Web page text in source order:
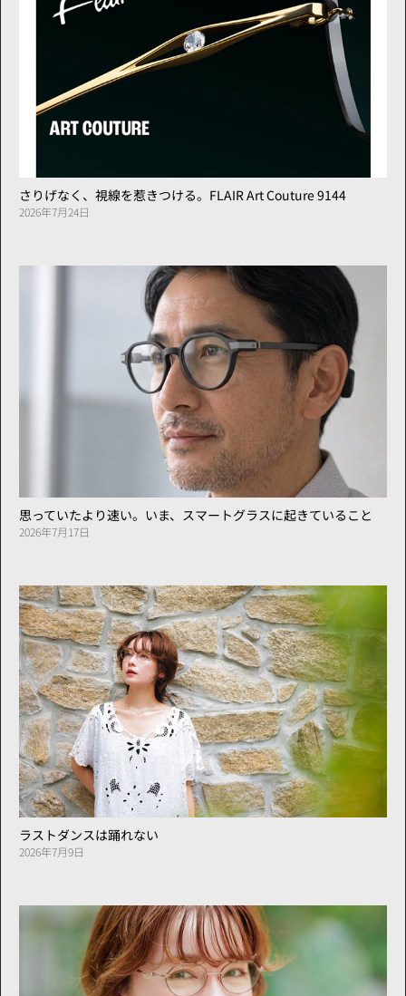
さりげなく、視線を惹きつける。FLAIR Art Couture 9144
2026年7月24日
思っていたより速い。いま、スマートグラスに起きていること
2026年7月17日
ラストダンスは踊れない
2026年7月9日